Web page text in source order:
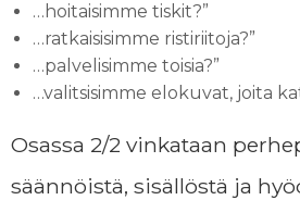
…hoitaisimme tiskit?”
…ratkaisisimme ristiriitoja?”
…palvelisimme toisia?”
…valitsisimme elokuvat, joita
Osassa 2/2 vinkataan
säännöistä, sisällöstä ja